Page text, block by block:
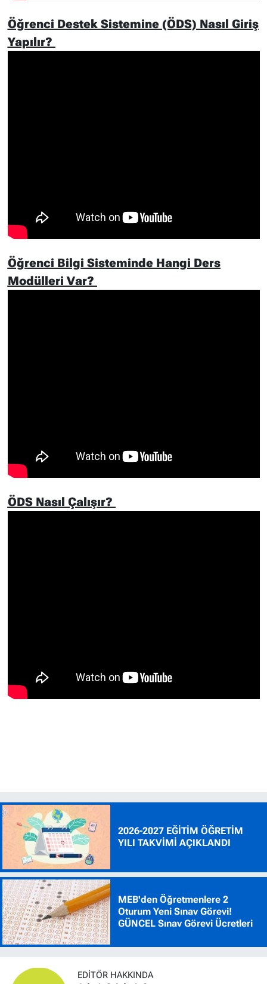
Öğrenci Destek Sistemine (ÖDS) Nasıl Giriş
Yapılır?
Öğrenci Bilgi Sisteminde Hangi Ders
Modülleri Var?
ÖDS Nasıl Çalışır?
2026-2027 EĞİTİM ÖĞRETİM
YILI TAKVİMİ AÇIKLANDI
MEB'den Öğretmenlere 2
Oturum Yeni Sınav Görevi!
GÜNCEL Sınav Görevi Ücretleri
EDITÖR HAKKINDA